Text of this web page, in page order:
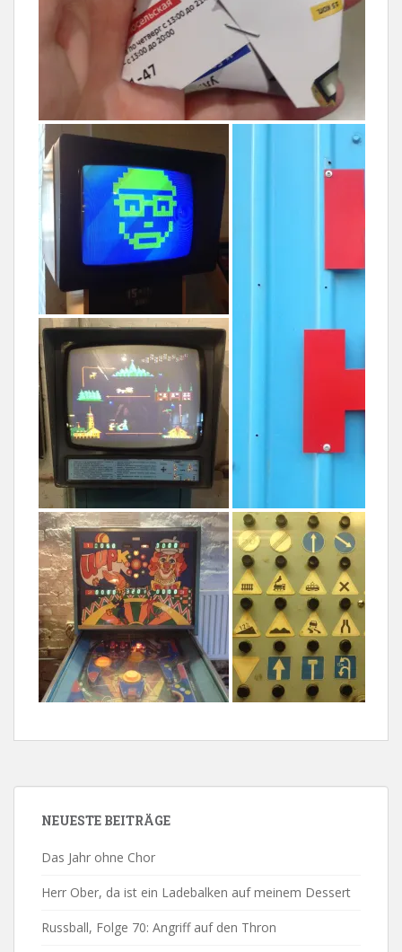
NEUESTE BEITRÄGE
Das Jahr ohne Chor
Herr Ober, da ist ein Ladebalken auf meinem Dessert
Russball, Folge 70: Angriff auf den Thron